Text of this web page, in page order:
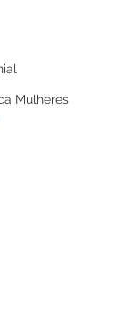
Mulheres